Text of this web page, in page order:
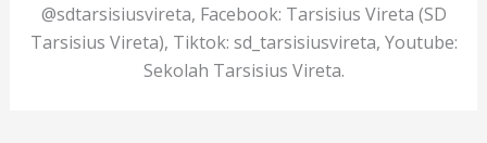
@sdtarsisiusvireta, Facebook: Tarsisius Vireta (SD
Tarsisius Vireta), Tiktok: sd_tarsisiusvireta, Youtube:
Sekolah Tarsisius Vireta.